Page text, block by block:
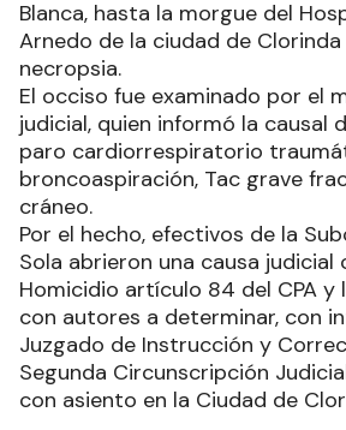
Blanca, hasta la morgue del
Arnedo de la ciudad de
necropsia.
El occiso fue examinado por el
judicial, quien informó la causal
paro cardiorrespiratorio
broncoaspiración, Tac grave
cráneo.
Por el hecho, efectivos de la
Sola abrieron una causa judicial
Homicidio artículo 84 del CPA y
con autores a determinar, con
Juzgado de Instrucción y
Segunda Circunscripción
con asiento en la Ciudad de